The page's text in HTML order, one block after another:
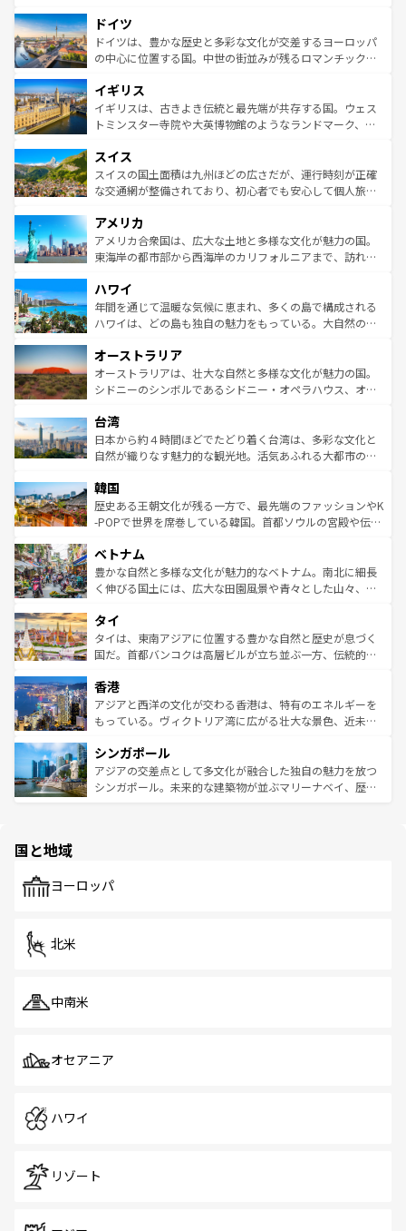
せる。地方によって風土や気候が異なるスペインはその個
性で訪れる人を魅了する。 なお、新着のスペイン情報は コ
ンテンツ一覧を参照してほしい。
で、幅広い魅力が詰まっている。華麗な宮殿、歴史的な大
聖堂、美しいビーチ、そして豊かな自然が、訪れる者を心
から魅了する。また、フランスは美食の国としても知ら
いる。シャンパンの発祥地であるランス、プロヴァンスの
香り高いラベンダー畑など、多彩な楽しみ方が可能だ。さ
らに、パリ以外の地域にも魅力が溢れており、どの街角に
れる地方に足を運ぶとそれぞれで全く異なる文化を体験で
きるだろう。 なお、新着のフランス情報はコンテンツ一覧
を参照してほしい。
ドイツ
ドイツは、豊かな歴史と多彩な文化が交差するヨーロッパ
の中心に位置する国。中世の街並みが残るロマンチック街
顔を持つこの国は、どこを歩いても飽きることがない。ベ
ルリンの文化的活気、バイエルン州のアルプスの絶景、そ
してライン川沿いのワイン畑といった風景は必見。ビール
は、お酒好きな人にはぜひ体験してほしい。 なお、新着の
ドイツ情報はコンテンツ一覧を参照してほしい。
イギリス
イギリスは、古きよき伝統と最先端が共存する国。ウェス
トミンスター寺院や大英博物館のようなランドマーク、歴
リアごとに異なる魅力がある。また、優雅なアフタヌーン
ティー、ビール好きにはたまらない英国パブ、サッカー観
戦など、本場だからこそできる体験も豊富。イギリスを旅
ンツ一覧を参照してほしい。
スイス
スイスの国土面積は九州ほどの広さだが、運行時刻が正確
な交通網が整備されており、初心者でも安心して個人旅行
の建物がそのまま残る町や、スイスならではのユニークな
博物館もあり、アルプス観光だけでなく町歩きも満喫する
ことができる。国民の所得が高いため物価も高いが、旅行
ば市内交通費無料で観光を楽しむこともできる。 なお、新
着のスイス情報はコンテンツ一覧 を参照してほしい。
アメリカ
アメリカ合衆国は、広大な土地と多様な文化が魅力の国。
東海岸の都市部から西海岸のカリフォルニアまで、訪れる
のような巨大都市は、観光、ショッピング、エンターテイ
ンメントが詰まった刺激的なスポットだ。一方、アメリカ
西部には大自然が広がり、グランドキャニオンやイエロー
部のニューオーリンズでは、音楽と美食が融合した独特の
文化が魅力。旅行者はアメリカの各地域で異なる魅力を楽
しみながら、その多様性と豊かな歴史を感じることができ
ならではの贅沢な旅のスタイルだ。 なお、新着のアメリカ
情報はコンテンツ一覧を参照してほしい。
ハワイ
年間を通じて温暖な気候に恵まれ、多くの島で構成される
ハワイは、どの島も独自の魅力をもっている。大自然の神
ワイ島は見逃せない。また、定番の観光地といえばオアフ
島だが、静かな自然を求めるならマウイ島やカウアイ島が
おすすめ。エメラルドグリーンに輝く海をはじめ、豊かな
れるおもてなしの心で訪れる人々を迎えてくれるハワイの
人々、おいしいローカルフードやハワイアンミュージッ
ク、伝統的なフラダンスなど、すべてがハワイの魅力を彩
ワイを、存分に味わってほしい。 なお、新着のハワイ情報
はコンテンツ一覧を参照してほしい。
オーストラリア
オーストラリアは、壮大な自然と多様な文化が魅力の国。
シドニーのシンボルであるシドニー・オペラハウス、オー
リアリーフや大陸中央部にそびえるウルル（エアーズロッ
ク）、タスマニアの美しい原生林やケアンズの熱帯雨林な
ど、見どころがたくさん。また、カフェやワイン、オージ
いる。アクティビティも充実しており、サーフィンやダイ
ビング、ハイキングなど、アウトドア好きにはたまらな
い。オーストラリアの多彩な魅力を存分に味わいつくそ
参照してほしい。
台湾
日本から約４時間ほどでたどり着く台湾は、多彩な文化と
自然が織りなす魅力的な観光地。活気あふれる大都市の台
ン）、静ひつな山岳地帯である台湾東部など、都市の喧騒
と山間の静けさが共存しており、訪れる人に新しい発見と
驚きをもたらしてくれる。また、奥深い台湾の食文化も魅
容にもいいと評判のスイーツなど、バラエティ豊かな料理
が味わえる。 なお、新着の台湾情報は コンテンツ一覧を参
照してほしい。
韓国
歴史ある王朝文化が残る一方で、最先端のファッションやK
-POPで世界を席巻している韓国。首都ソウルの宮殿や伝統
き、地方に足を延ばせば四季折々の自然美を楽しむことが
できる。そして、キムチや焼肉、絶品のストリートフード
まで、さまざまな韓国料理が待っている。夜には、韓国な
リティに包まれながら、韓国の多彩な魅力を心ゆくまで味
わってみてほしい。 なお、新着の韓国情報はコンテンツ一
覧を参照してほしい。
ベトナム
豊かな自然と多様な文化が魅力的なベトナム。南北に細長
く伸びる国土には、広大な田園風景や青々とした山々、世
急速な発展と共に伝統が息づく。ハノイの古い町並みやホ
ーチミン市のフランス統治時代の建物も、独特の雰囲気を
醸し出している。また、バラエティの豊かさとおいしさで
とつ。フォーやバインミー、ベトナムコーヒーなどは、ぜ
ひ現地で味わいたい。どの地域を訪れてもあたたかい人々
が旅行者を迎えてくれるので、きっと忘れられない旅にな
参照してほしい。
タイ
タイは、東南アジアに位置する豊かな自然と歴史が息づく
国だ。首都バンコクは高層ビルが立ち並ぶ一方、伝統的な
の活気が交差している。北部ではチェンマイなどの山岳地
帯で自然と触れ合い、南部ではプーケットやクラビの美し
いビーチでリゾート気分を楽しむことができる。タイ料理
激する。気候は一年中温暖で、どの季節にも異なる楽しみ
が待っている。親しみやすいタイの人々、仏教を中心とし
た文化、そして多様な観光資源が、訪れる旅人を魅了し続
香港
アジアと西洋の文化が交わる香港は、特有のエネルギーを
もっている。ヴィクトリア湾に広がる壮大な景色、近未来
み、どこを訪れても感動するはず。観光スポットが密集し
ており、効率よく見どころを回れるのも魅力。息をのむよ
うな絶景から文化的な体験まで、香港を存分に楽しみ尽く
シンガポール
アジアの交差点として多文化が融合した独自の魅力を放つ
シンガポール。未来的な建築物が並ぶマリーナベイ、歴史
で、ホーカーズは地元の風情を楽しめる外せないスポット
国と地域
ヨーロッパ
北米
中南米
オセアニア
ハワイ
リゾート